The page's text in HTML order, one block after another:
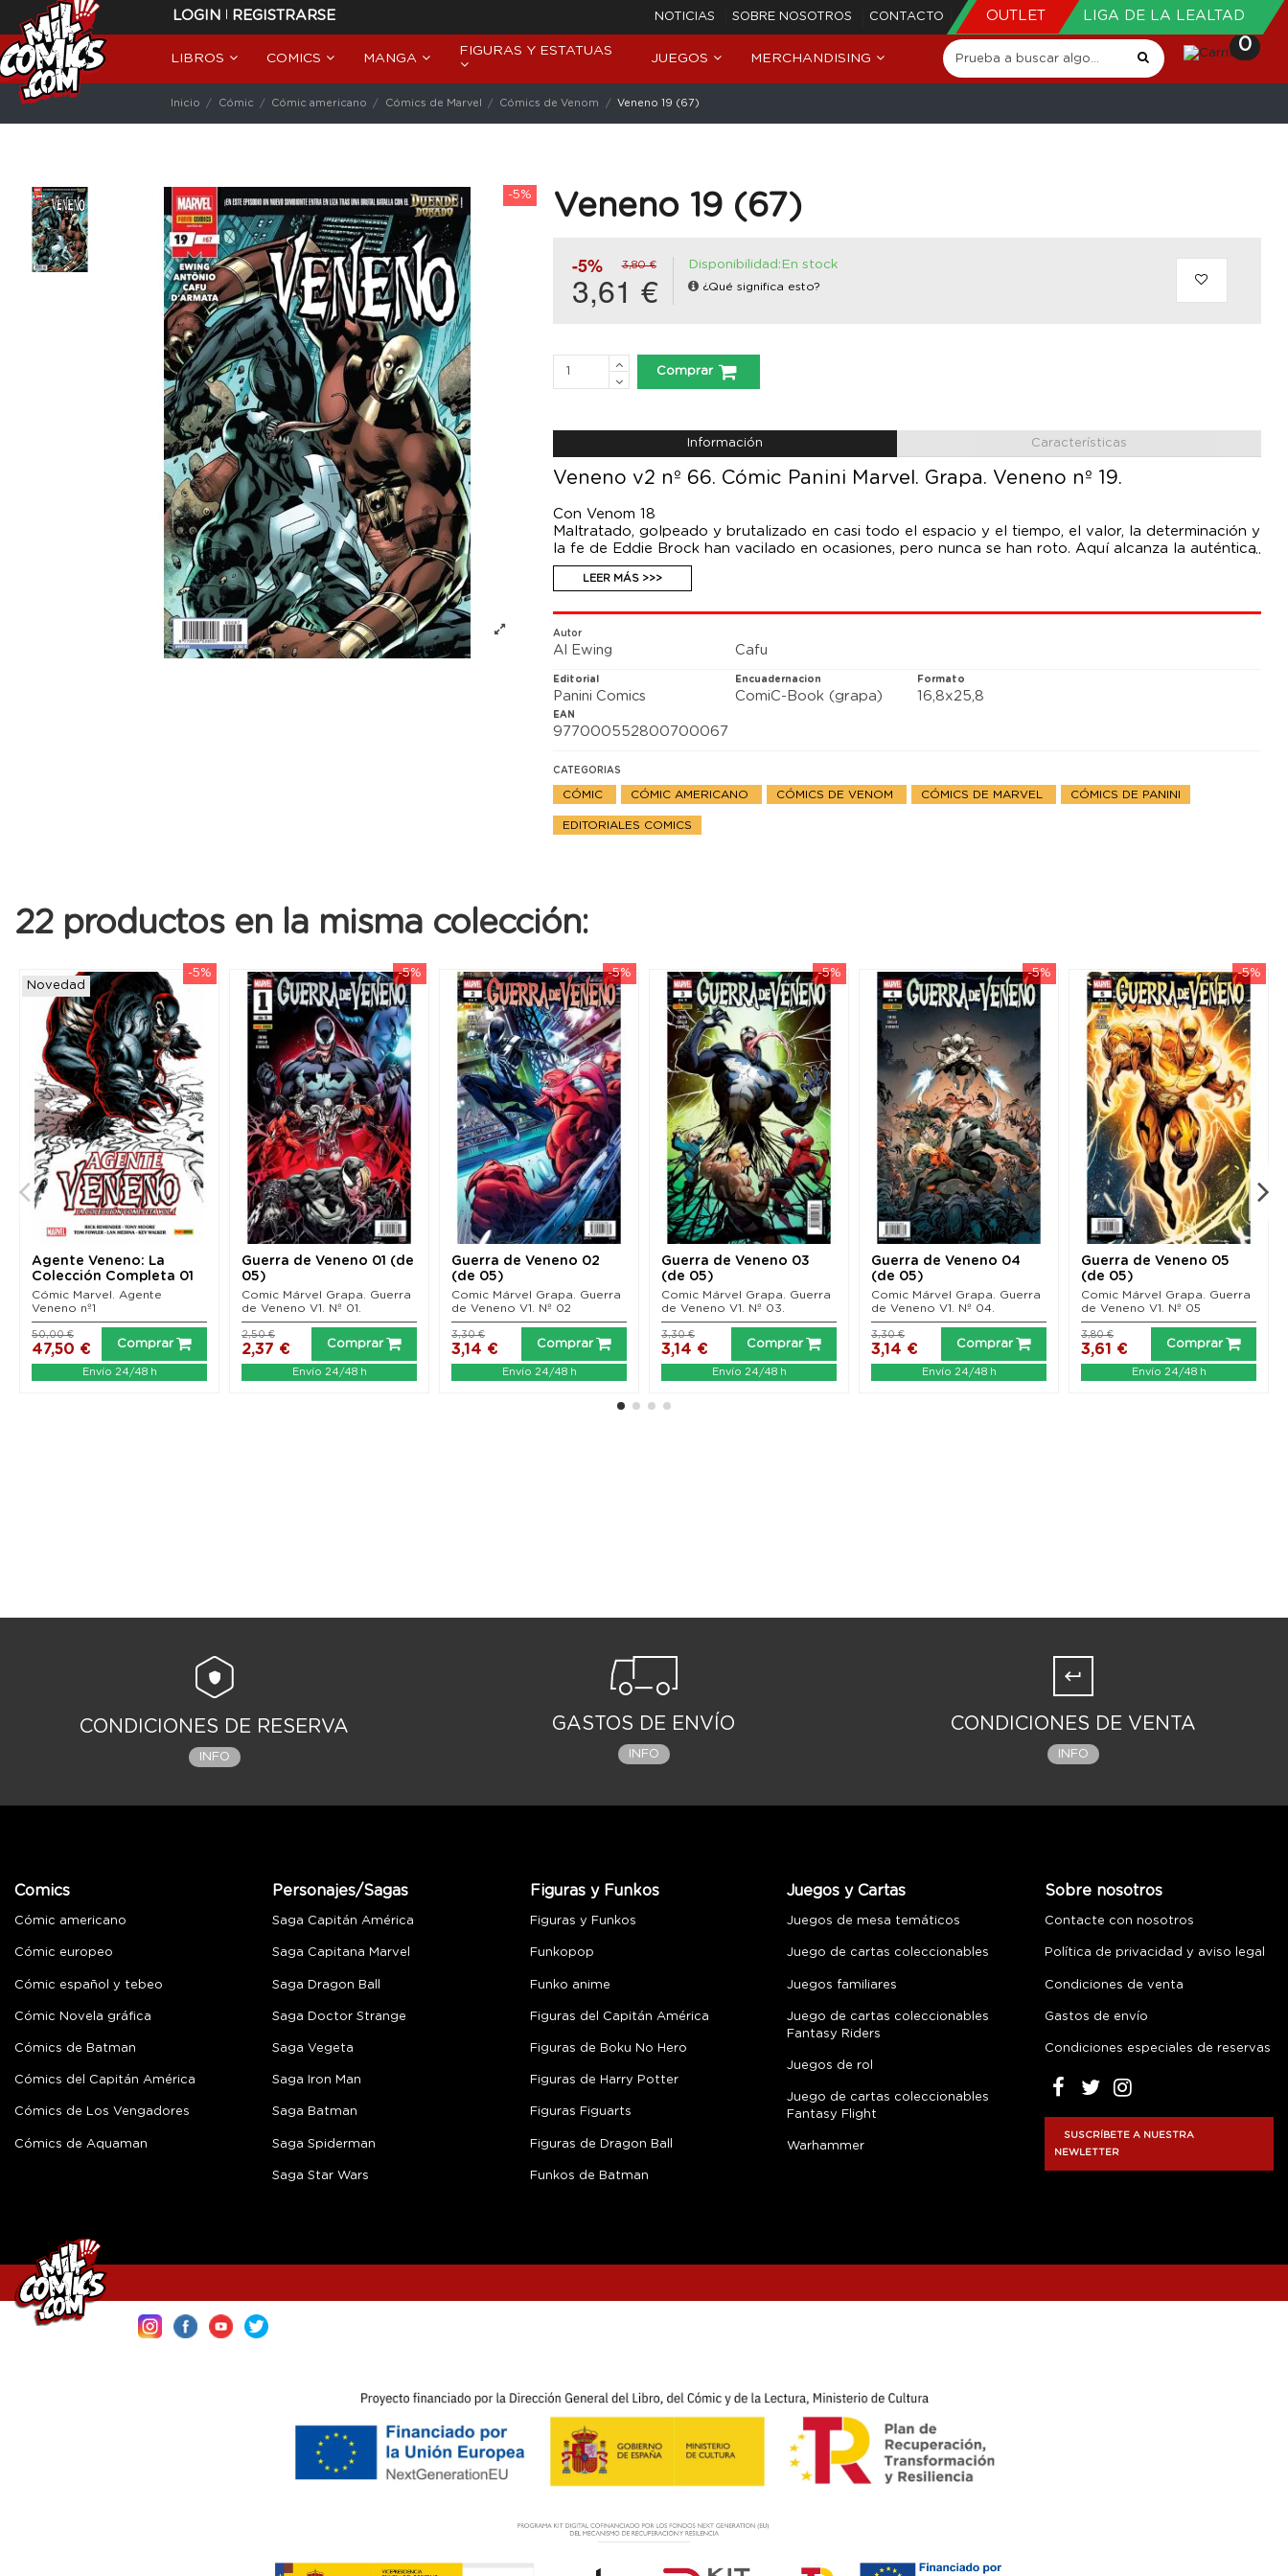
LOGIN | REGISTRARSE NOTICIAS SOBRE NOSOTROS CONTACTO OUTLET LIGA DE LA LEALTAD
LIBROS COMICS MANGA
FIGURAS Y ESTATUAS
JUEGOS MERCHANDISING
0
Inicio Cómic Cómic americano Cómics de Marvel Cómics de Venom Veneno 19 (67)
-5% Veneno 19 (67)
-5% 3,80 €
3,61 €
Disponibilidad:En stock
¿Qué significa esto?
Comprar
Información Características
Veneno v2 nº 66. Cómic Panini Marvel. Grapa. Veneno nº 19.
Con Venom 18
Maltratado, golpeado y brutalizado en casi todo el espacio y el tiempo, el valor, la determinación y
la fe de Eddie Brock han vacilado en ocasiones, pero nunca se han roto. Aquí alcanza la auténtica
iluminación, y sus fans conocerán su forma más poderosa hasta el momento...
LEER MÁS >>>
Autor
Al Ewing Cafu
Editorial
Panini Comics
Encuadernacion
ComiC-Book (grapa)
Formato
16,8x25,8
EAN
977000552800700067
CATEGORIAS
CÓMIC CÓMIC AMERICANO CÓMICS DE VENOM CÓMICS DE MARVEL CÓMICS DE PANINI
EDITORIALES COMICS
22 productos en la misma colección:
-5%
Novedad
Agente Veneno: La
Colección Completa 01
Cómic Marvel. Agente
Veneno nº1
47,50 €
50,00 €
Comprar
Envío 24/48 h
-5%
Guerra de Veneno 01 (de
05)
Comic Márvel Grapa. Guerra
de Veneno V1. Nº 01.
2,37 €
2,50 €
Comprar
Envío 24/48 h
-5%
Guerra de Veneno 02
(de 05)
Comic Márvel Grapa. Guerra
de Veneno V1. Nº 02
3,14 €
3,30 €
Comprar
Envío 24/48 h
-5%
Guerra de Veneno 03
(de 05)
Comic Márvel Grapa. Guerra
de Veneno V1. Nº 03.
3,14 €
3,30 €
Comprar
Envío 24/48 h
-5%
Guerra de Veneno 04
(de 05)
Comic Márvel Grapa. Guerra
de Veneno V1. Nº 04.
3,14 €
3,30 €
Comprar
Envío 24/48 h
-5%
Guerra de Veneno 05
(de 05)
Comic Márvel Grapa. Guerra
de Veneno V1. Nº 05
3,61 €
3,80 €
Comprar
Envío 24/48 h
CONDICIONES DE RESERVA
INFO
GASTOS DE ENVÍO
INFO
CONDICIONES DE VENTA
INFO
Comics
Cómic americano
Cómic europeo
Cómic español y tebeo
Cómic Novela gráfica
Cómics de Batman
Cómics del Capitán América
Cómics de Los Vengadores
Cómics de Aquaman
Personajes/Sagas
Saga Capitán América
Saga Capitana Marvel
Saga Dragon Ball
Saga Doctor Strange
Saga Vegeta
Saga Iron Man
Saga Batman
Saga Spiderman
Saga Star Wars
Figuras y Funkos
Figuras y Funkos
Funkopop
Funko anime
Figuras del Capitán América
Figuras de Boku No Hero
Figuras de Harry Potter
Figuras Figuarts
Figuras de Dragon Ball
Funkos de Batman
Juegos y Cartas
Juegos de mesa temáticos
Juego de cartas coleccionables
Juegos familiares
Juego de cartas coleccionables
Fantasy Riders
Juegos de rol
Juego de cartas coleccionables
Fantasy Flight
Warhammer
Sobre nosotros
Contacte con nosotros
Política de privacidad y aviso legal
Condiciones de venta
Gastos de envío
Condiciones especiales de reservas
SUSCRÍBETE A NUESTRA
NEWLETTER